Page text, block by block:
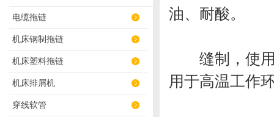
电缆拖链
机床钢制拖链
机床塑料拖链
机床排屑机
穿线软管
油、耐酸。
缝制，使用
用于高温工作